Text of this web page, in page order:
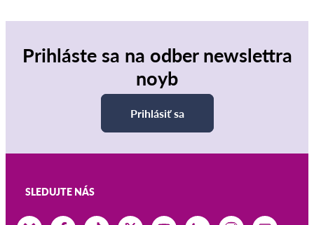
Prihláste sa na odber newslettra
noyb
Prihlásiť sa
SLEDUJTE NÁS